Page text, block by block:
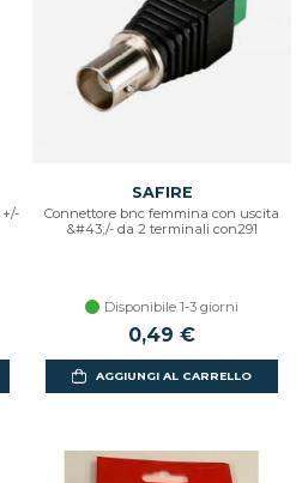
SAFIRE
Connettore bnc femmina con uscita
&#43;/- da 2 terminali con291
Disponibile 1-3 giorni
0,49 €
AGGIUNGI AL CARRELLO